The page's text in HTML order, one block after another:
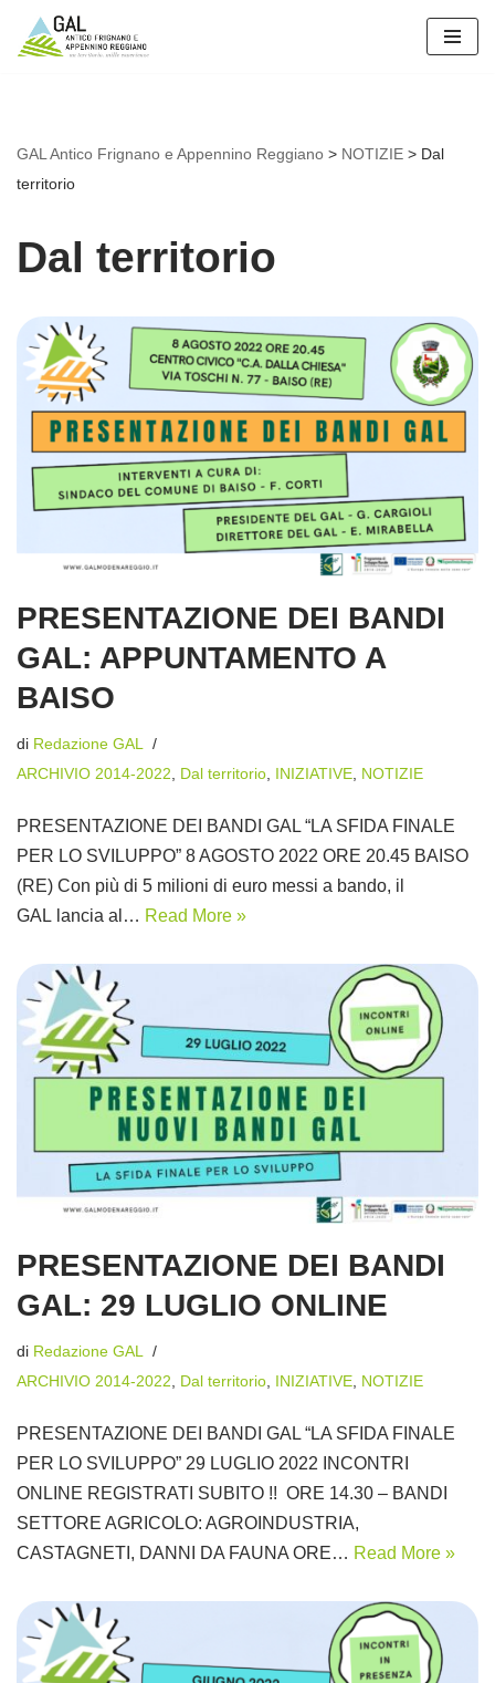
Vai
GAL Antico Frignano e Appennino Reggiano > NOTIZIE > Dal
territorio
Dal territorio
PRESENTAZIONE DEI BANDI
GAL: APPUNTAMENTO A
BAISO
di Redazione GAL
ARCHIVIO 2014-2022
Dal territorio INIZIATIVE NOTIZIE
PRESENTAZIONE DEI BANDI GAL “LA SFIDA FINALE
PER LO SVILUPPO” 8 AGOSTO 2022 ORE 20.45 BAISO
(RE) Con più di 5 milioni di euro messi a bando, il
GAL lancia al… Read More »
PRESENTAZIONE DEI BANDI
GAL: 29 LUGLIO ONLINE
di Redazione GAL
ARCHIVIO 2014-2022, Dal territorio, INIZIATIVE, NOTIZIE
PRESENTAZIONE DEI BANDI GAL “LA SFIDA FINALE
PER LO SVILUPPO” 29 LUGLIO 2022 INCONTRI
ONLINE REGISTRATI SUBITO !! ORE 14.30 – BANDI
SETTORE AGRICOLO: AGROINDUSTRIA,
CASTAGNETI, DANNI DA FAUNA ORE… Read More »